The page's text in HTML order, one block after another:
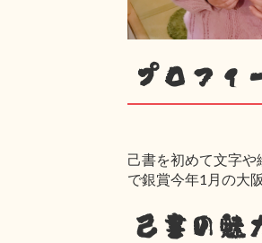
プロフィ
己書を初めて文字
で銀賞今年1月の大
己書の魅